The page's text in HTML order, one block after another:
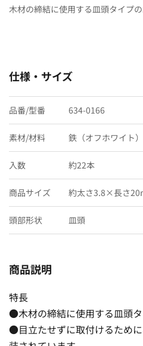
木材の締結に使用する皿頭タイプの
仕様・サイズ
品番/型番 634-0166
素材/材料 鉄（オフホワイト）
入数 約22本
商品サイズ 約太さ3.8×長さ
頭部形状 皿頭
商品説明
特長
●木材の締結に使用する皿頭タ
●目立たせずに取付けるため